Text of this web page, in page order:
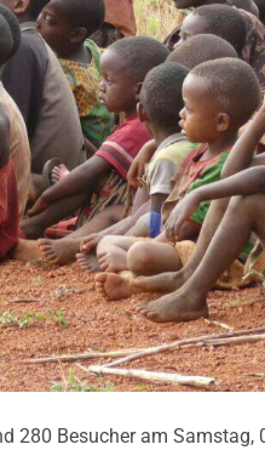
280 Besucher am